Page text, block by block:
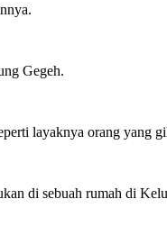
Gegeh.
layaknya orang yang
di sebuah rumah di